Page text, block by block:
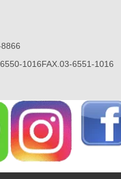
1016FAX.03-6551-1016